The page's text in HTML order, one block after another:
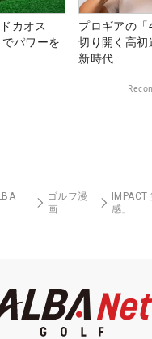
カオス
パワーを
プロギアの
切り開く高
新時代
ゴルフ漫
画
IMPACT
感」